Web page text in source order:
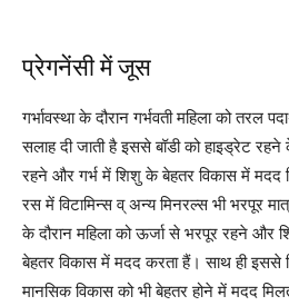
प्रेगनेंसी में जूस
गर्भावस्था के दौरान गर्भवती महिला को तरल
सलाह दी जाती है इससे बॉडी को हाइड्रेट रहने
रहने और गर्भ में शिशु के बेहतर विकास में
रस में विटामिन्स व् अन्य मिनरल्स भी भरपूर
के दौरान महिला को ऊर्जा से भरपूर रहने और
बेहतर विकास में मदद करता हैं। साथ ही इससे
मानसिक विकास को भी बेहतर होने में मदद